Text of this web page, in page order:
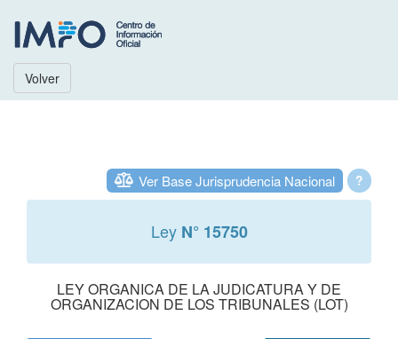
Volver
?
Ver Base Jurisprudencia Nacional
Ley N° 15750
LEY ORGANICA DE LA JUDICATURA Y DE
ORGANIZACION DE LOS TRIBUNALES (LOT)